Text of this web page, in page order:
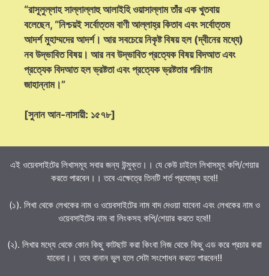
“রাসূলুল্লাহ সাল্লাল্লাহু আলাইহি ওয়াসাল্লাম তাঁর এক খুতবায়
বলেছেন, “নিশ্চয়ই সর্বোত্তম বাণী আল্লাহ্‌র কিতাব এবং সর্বোত্তম
আদর্শ মুহাম্মদের আদর্শ। আর সবচেয়ে নিকৃষ্ট বিষয় হল (দ্বীনের মধ্যে)
নব উদ্ভাবিত বিষয়। আর নব উদ্ভাবিত প্রত্যেক বিষয় বিদআত এবং
প্রত্যেক বিদআত হল ভ্রষ্টতা এবং প্রত্যেক ভ্রষ্টতার পরিণাম
জাহান্নাম।”
[সুনান আন-নাসায়ী: ১৫৭৮]
এই ওয়েবসাইটের লিখাসমূহ সবার জন্য উন্মুক্ত।। যে কেউ চাইলে লিখাসমূহ কপি/শেয়ার
করতে পারবেন।। তবে এক্ষেত্রে তিনটি শর্ত প্রযোজ্য হবে!!
(১). লিখা থেকে লেখকের নাম ও ওয়েবসাইটের নাম বাদ দেওয়া যাবেনা এবং লেখকের নাম ও
ওয়েবসাইটের নাম বা লিংকসহ কপি/শেয়ার করতে হবে!!
(২). লিখার মধ্যে থেকে কোন কিছু কাটছাট করা কিংবা নিজ থেকে কিছু এড করে প্রচার করা
যাবেনা।। তবে বানান ভুল হলে সেটা সংশোধন করতে পারবেন!!